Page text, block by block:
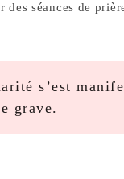
des séances de
s’est
grave.